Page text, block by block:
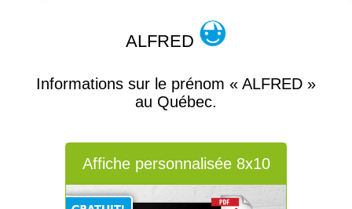
ALFRED
Informations sur le prénom « ALFRED »
au Québec.
Affiche personnalisée 8x10